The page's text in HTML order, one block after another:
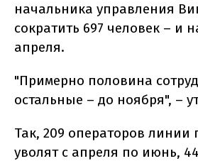
начальника управления
сократить 697 человек – и
апреля.
"Примерно половина
остальные – до ноября", –
Так, 209 операторов
уволят с апреля по июнь,